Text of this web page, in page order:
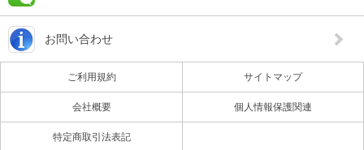
お問い合わせ
ご利用規約 サイトマップ
会社概要 個人情報保護関連
特定商取引法表記